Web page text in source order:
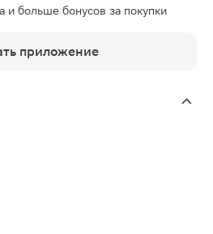
и больше бонусов за покупки
приложение